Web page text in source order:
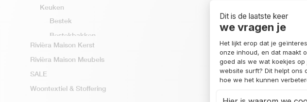
Keuken
Bestek
Bestekbakken
Broodmanden
Dienbladen
Glazen & Bekers
Rivièra Maison Kerst
Rivièra Maison Meubels
SALE
Woontextiel & Stoffering